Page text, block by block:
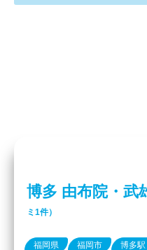
博多 由布院・武
ミ1件）
福岡県 福岡市 博多駅